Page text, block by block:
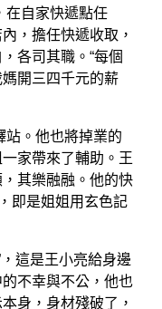
在自家快遞點任
，擔任快遞收取，
各司其職。“每個
開三四千元的薪
站。他也將掉業的
家帶來了輔助。王
其樂融融。他的快
即是姐姐用玄色記
，這是王小亮給身邊
不幸與不公，他也
身，身材殘破了，